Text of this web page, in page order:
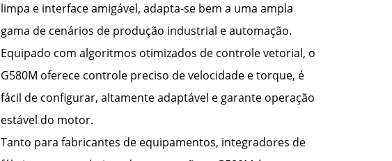
limpa e interface amigável, adapta-se bem a uma ampla
gama de cenários de produção industrial e automação.
Equipado com algoritmos otimizados de controle vetorial, o
G580M oferece controle preciso de velocidade e torque, é
fácil de configurar, altamente adaptável e garante operação
estável do motor.
Tanto para fabricantes de equipamentos, integradores de